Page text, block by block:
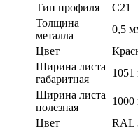
Тип профиля
C21
Толщина
металла
0,5
Цвет
Ширина листа
габаритная
Ширина листа
полезная
Цвет
RAL